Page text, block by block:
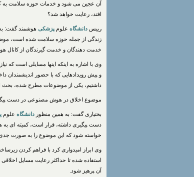
آن عجین می شود و خدمات حوزه سلامت به
افتد،‌ رعایت خواهد شد؟
رییس دانشگاه علوم پزشکی هوشمند گفت:
زندگی از جمله حوزه سلامت شده است،
خدمت دهندگان و خدمت گیرندگان از
وی با اشاره به اینکه اینها مسایلی است که
و پیش رویدادهایی که با حضور اندیشمندان
داشتیم، یکی از موضوعات مطرح شده،
موضوع اخلاق در هوش مصنوعی در دست
بختیاری گفت: به همین منظور دانشگاه علوم
دست پیگیری داشته، قرار است، کمیته ای
خواسته شود که این موضوع را به صورت جدی
وی ابراز امیدواری کرد با فراهم کردن
استفاده شده تا حداکثر رعایت مسایل
آن پرهیز شود.